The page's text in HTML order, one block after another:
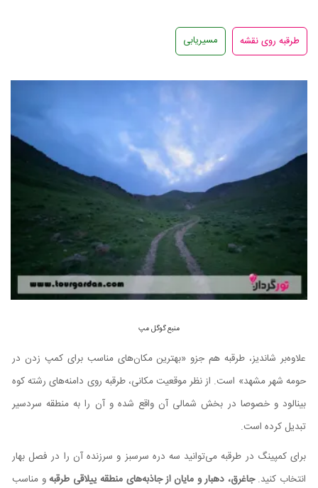
مسیریابی
منبع گوگل مپ
علاوه‌بر شاندیز، طرقبه هم جزو «بهترین مکان‌های مناسب برای کمپ زدن در
حومه شهر مشهد» است. از نظر موقعیت مکانی، طرقبه روی دامنه‌های رشته کوه
بینالود و خصوصا در بخش شمالی آن واقع شده و آن را به منطقه سردسیر
تبدیل کرده است.
برای کمپینگ در طرقبه می‌توانید سه دره سرسبز و سرزنده آن را در فصل بهار
انتخاب کنید.جاغرق، دهبار و مایان از جاذبه‌های منطقه ییلاقی طرقبهو مناسب